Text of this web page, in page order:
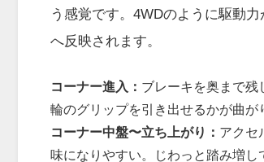
う感覚です。4WDのように駆動
へ反映されます。
コーナー進入： ブレーキを奥まで残
輪のグリップを引き出せるかが曲が
コーナー中盤〜立ち上がり： アクセ
味になりやすい。じわっと踏み増し